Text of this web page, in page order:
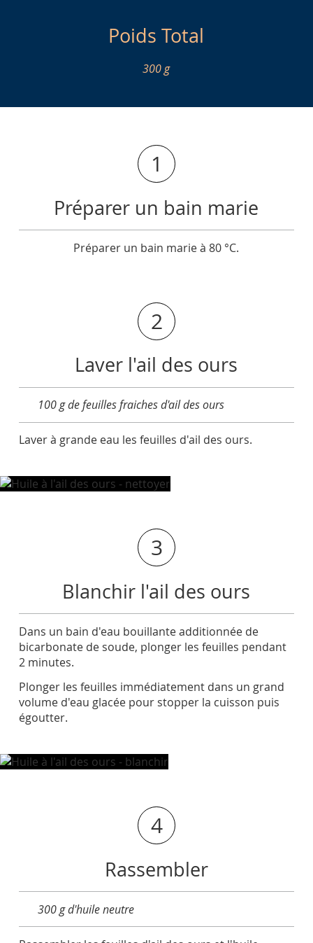
Poids Total
300 g
1
Préparer un bain marie
Préparer un bain marie à 80 °C.
2
Laver l'ail des ours
100 g de feuilles fraiches d'ail des ours
Laver à grande eau les feuilles d'ail des ours.
3
Blanchir l'ail des ours
Dans un bain d'eau bouillante additionnée de
bicarbonate de soude, plonger les feuilles pendant
2 minutes.
Plonger les feuilles immédiatement dans un grand
volume d'eau glacée pour stopper la cuisson puis
égoutter.
4
Rassembler
300 g d'huile neutre